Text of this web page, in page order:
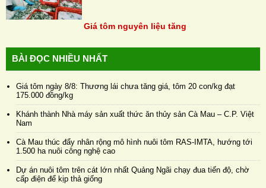
Giá tôm nguyên liệu tăng
BÀI ĐỌC NHIỀU NHẤT
Giá tôm ngày 8/8: Thương lái chưa tăng giá, tôm 20 con/kg đạt
175.000 đồng/kg
Khánh thành Nhà máy sản xuất thức ăn thủy sản Cà Mau – C.P. Việt
Nam
Cà Mau thúc đẩy nhân rộng mô hình nuôi tôm RAS-IMTA, hướng tới
1.500 ha nuôi công nghệ cao
Dự án nuôi tôm trên cát lớn nhất Quảng Ngãi chạy đua tiến độ, chờ
cấp điện để kịp thả giống